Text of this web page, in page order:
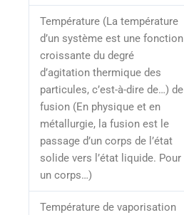
Température (La température
d’un système est une fonction
croissante du degré
d’agitation thermique des
particules, c’est-à-dire de…) de
fusion (En physique et en
métallurgie, la fusion est le
passage d’un corps de l’état
solide vers l’état liquide. Pour
un corps…)
Température de vaporisation